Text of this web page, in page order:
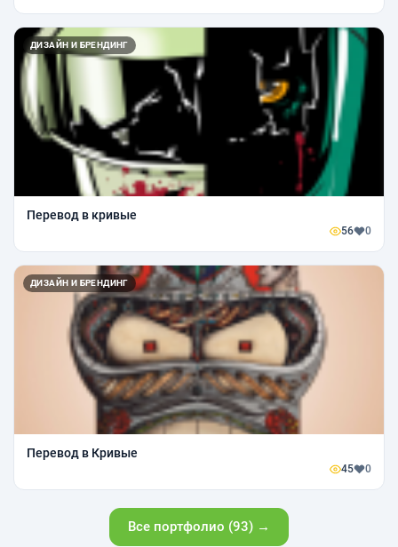
ДИЗАЙН И БРЕНДИНГ
Перевод в кривые
56 0
ДИЗАЙН И БРЕНДИНГ
Перевод в Кривые
45 0
Все портфолио (93) →